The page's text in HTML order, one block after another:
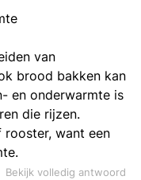
van
brood bakken kan
en onderwarmte is
die rijzen.
rooster, want een
Bekijk volledig antwoord